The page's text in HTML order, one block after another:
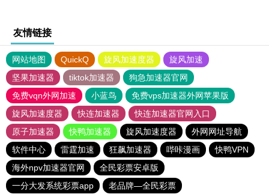
友情链接
网站地图 QuickQ 旋风加速度器
旋风加速
坚果加速器
tiktok加速器
狗急加速器官网
免费vqn外网加速
小蓝鸟
免费vps加速器外网苹果版
旋风加速度器
快连加速器
快连加速器官网入口
原子加速器
快鸭加速器 旋风加速度器
外网网址导航
软件中心
雷霆加速 狂飙加速器 哔咔漫画
快鸭VPN
海外npv加速器官网
全民彩票安卓版
一分大发系统彩票app
老品牌—全民彩票